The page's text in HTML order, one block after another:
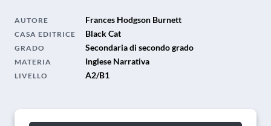
AUTORE Frances Hodgson Burnett
CASA EDITRICE Black Cat
GRADO Secondaria di secondo grado
MATERIA Inglese Narrativa
LIVELLO A2/B1